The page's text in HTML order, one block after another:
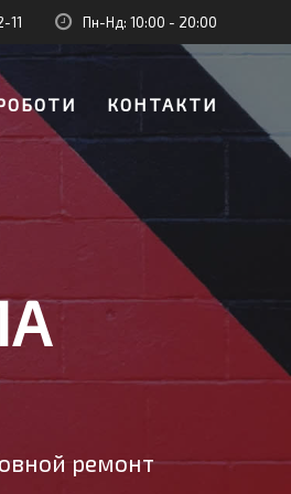
11 Пн-Нд: 10:00 - 20:00
КОНТАКТИ
ремонт